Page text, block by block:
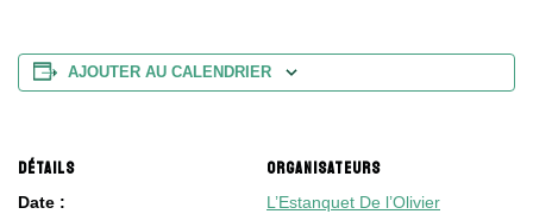
AJOUTER AU CALENDRIER
DÉTAILS
Date :
ORGANISATEURS
L’Estanquet De l’Olivier